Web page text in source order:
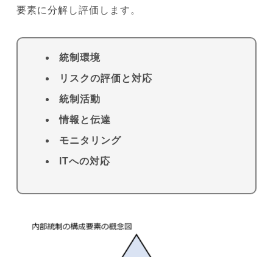
要素に分解し評価します。
統制環境
リスクの評価と対応
統制活動
情報と伝達
モニタリング
ITへの対応